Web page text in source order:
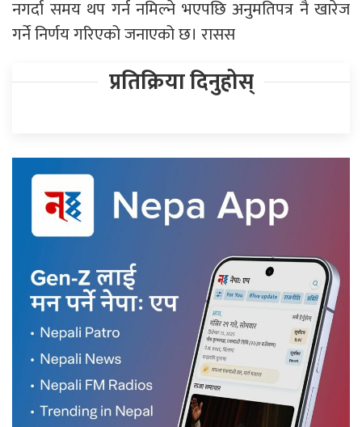
नगर्दा समय थप गर्न नमिल्ने भएपछि अनुमतिपत्र नै खारेज
गर्ने निर्णय गरिएको जनाएको छ। रासस
प्रतिक्रिया दिनुहोस्